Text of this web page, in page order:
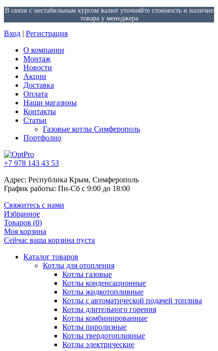
В связи с нестабильным курсом валют уточняйте стоимость и наличие
товара у менеджера
Вход | Регистрация
О компании
Монтаж
Новости
Акции
Доставка
Оплата
Наши магазины
Контакты
Статьи
Газовые котлы Симферополь
Портфолио
+7 978 143 43 53
Адрес: Республика Крым, Симферополь
График работы: Пн-Сб с 9:00 до 18:00
Свяжитесь с нами
Избранное
Товаров (0)
Моя корзина
Сейчас ваша корзина пуста
Каталог товаров
Котлы для отопления
Котлы газовые
Котлы конденсационные
Котлы жидкотопливные
Котлы с автоматической подачей топлива
Котлы длительного горения
Котлы комбинированные
Котлы пиролизные
Котлы твердотопливные
Котлы электрические